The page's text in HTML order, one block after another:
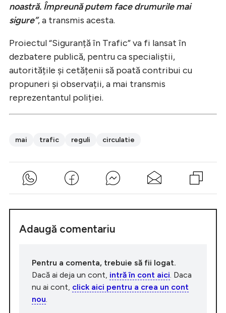
noastră. Împreună putem face drumurile mai
sigure”, a transmis acesta.
Proiectul “Siguranță în Trafic” va fi lansat în
dezbatere publică, pentru ca specialiștii,
autoritățile și cetățenii să poată contribui cu
propuneri și observații, a mai transmis
reprezentantul poliției.
mai trafic reguli circulatie
Adaugă comentariu
Pentru a comenta, trebuie să fii logat.
Dacă ai deja un cont, intră în cont aici . Daca
nu ai cont, click aici pentru a crea un cont
nou